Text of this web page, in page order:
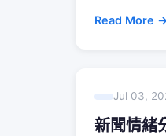
Read More →
Jul 03,
新聞情緒